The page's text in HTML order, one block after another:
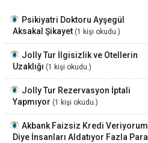
Psikiyatri Doktoru Ayşegül
Aksakal Şikayet(1 kişi okudu.)
Jolly Tur İlgisizlik ve Otellerin
Uzaklığı (1 kişi okudu.)
Jolly Tur Rezervasyon İptali
Yapmıyor (1 kişi okudu.)
Akbank Faizsiz Kredi Veriyorum
Diye İnsanları Aldatıyor Fazla Para